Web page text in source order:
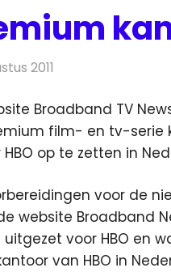
2011
Broadband TV
film- en tv-serie
HBO op te zetten in
voor de
website Broadband
uitgezet voor HBO en
van HBO in